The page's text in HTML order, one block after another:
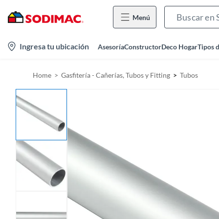
Menú
Ingresa tu ubicación AsesoríaConstructorDeco HogarTipos
Home Gasfitería - Cañerías, Tubos y Fitting Tubos